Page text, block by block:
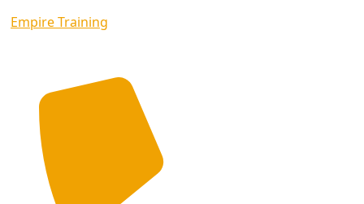
Empire Training